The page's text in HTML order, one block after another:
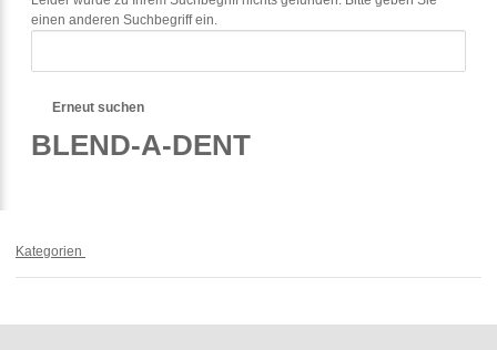
einen anderen Suchbegriff ein.
Erneut suchen
BLEND-A-DENT
Kategorien